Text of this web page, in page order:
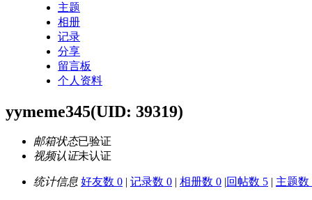
主题
相册
记录
分享
留言板
个人资料
yymeme345(UID: 39319)
邮箱状态已验证
视频认证未认证
统计信息 好友数 0 | 记录数 0 | 相册数 0 |回帖数 5 | 主题数